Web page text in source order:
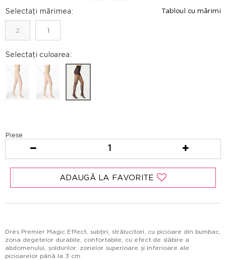
Selectați mărimea: Tabloul cu mărimi
2 1
Selectați culoarea:
Piese
1
ADAUGĂ LA FAVORITE
Dres Premier Magic Effect, subțiri, strălucitori, cu picioare din bumbac,
zona degetelor durabile, confortabile, cu efect de slăbire a
abdomenului, șoldurilor, zonelor superioare și inferioare ale
picioarelor până la 3 cm.